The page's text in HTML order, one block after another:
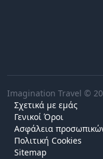
Imagination Travel ©
Σχετικά με εμάς
Γενικοί Όροι
Ασφάλεια
Πολιτική Cookies
Sitemap